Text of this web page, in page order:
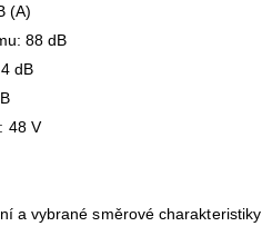
(A)
88 dB
dB
48 V
a vybrané směrové charakteristiky